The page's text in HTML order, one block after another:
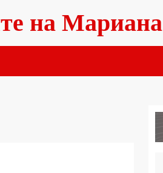
на Мариана